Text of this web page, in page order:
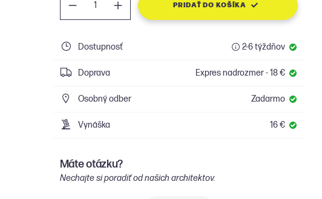
PRIDAŤ DO KOŠÍKA
Dostupnosť 2-6 týždňov
Doprava Expres nadrozmer - 18 €
Osobný odber Zadarmo
Vynáška 16 €
Máte otázku?
Nechajte si poradiť od našich architektov.